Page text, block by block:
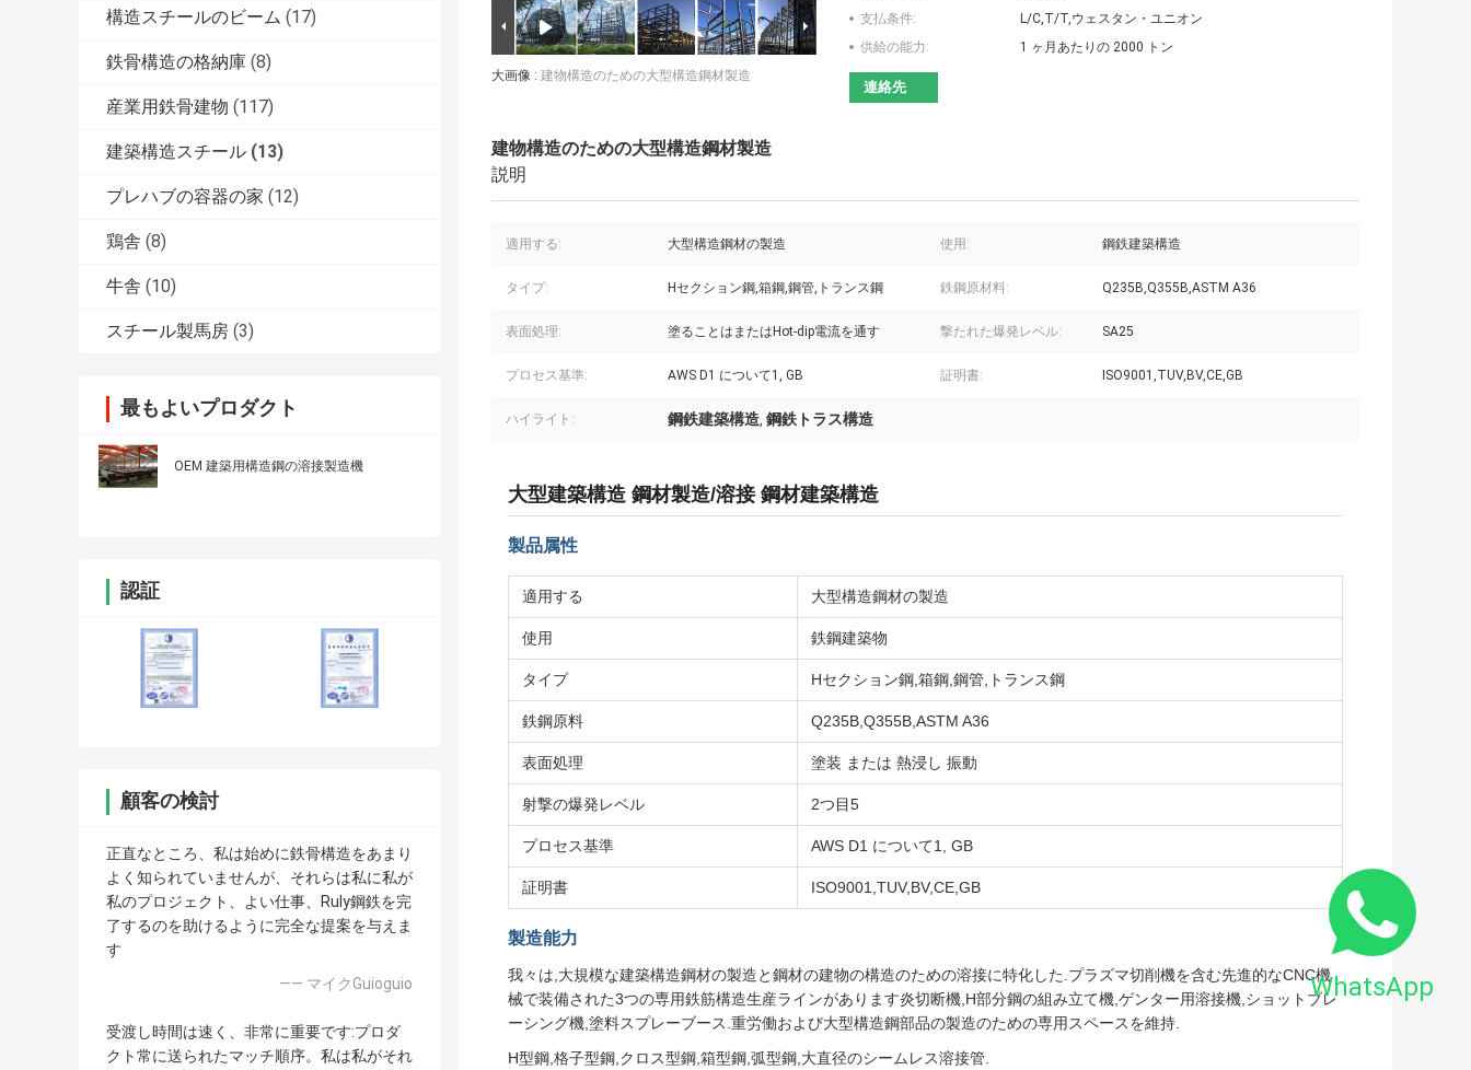
構造スチールのビーム (17)
鉄骨構造の格納庫 (8)
産業用鉄骨建物 (117)
建築構造スチール (13)
プレハブの容器の家 (12)
鶏舎 (8)
牛舎 (10)
スチール製馬房 (3)
最もよいプロダクト
OEM 建築用構造鋼の溶接製造機
認証
顧客の検討
正直なところ、私は始めに鉄骨構造をあまり
よく知られていませんが、それらは私に私が
私のプロジェクト、よい仕事、Ruly鋼鉄を完
了するのを助けるように完全な提案を与えま
す
—— マイクGuioguio
受渡し時間は速く、非常に重要です:プロダ
クト常に送られたマッチ順序。私は私がそれ
大画像 : 建物構造のための大型構造鋼材製造
支払条件:
L/C,T/T,ウェスタン・ユニオン
供給の能力:
1 ヶ月あたりの 2000 トン
連絡先
建物構造のための大型構造鋼材製造
説明
適用する: 大型構造鋼材の製造 使用: 鋼鉄建築構造
タイプ: Hセクション鋼,箱鋼,鋼管,トランス鋼 鉄鋼原材料: Q235B,Q355B,ASTM A36
表面処理: 塗ることはまたはHot-dip電流を通す 撃たれた爆発レベル: SA25
プロセス基準: AWS D1 について1, GB 証明書: ISO9001,TUV,BV,CE,GB
ハイライト: 鋼鉄建築構造, 鋼鉄トラス構造
大型建築構造 鋼材製造/溶接 鋼材建築構造
製品属性
適用する 大型構造鋼材の製造
使用 鉄鋼建築物
タイプ Hセクション鋼,箱鋼,鋼管,トランス鋼
鉄鋼原料 Q235B,Q355B,ASTM A36
表面処理 塗装 または 熱浸し 振動
射撃の爆発レベル 2つ目5
プロセス基準 AWS D1 について1, GB
証明書 ISO9001,TUV,BV,CE,GB
製造能力
我々は,大規模な建築構造鋼材の製造と鋼材の建物の構造のための溶接に特化した.プラズマ切削機を含む先進的なCNC機
械で装備された3つの専用鉄筋構造生産ラインがあります炎切断機,H部分鋼の組み立て機,ゲンター用溶接機,ショットブレ
ーシング機,塗料スプレーブース.重労働および大型構造鋼部品の製造のための専用スペースを維持.
H型鋼,格子型鋼,クロス型鋼,箱型鋼,弧型鋼,大直径のシームレス溶接管.
WhatsApp